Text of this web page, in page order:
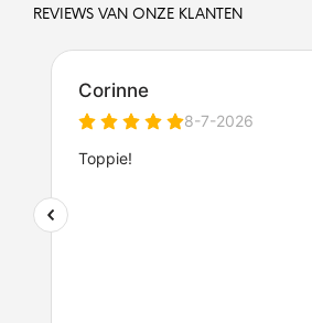
REVIEWS VAN ONZE KLANTEN